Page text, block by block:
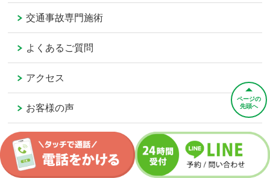
交通事故専門施術
よくあるご質問
アクセス
お客様の声
ご予約／お問い合わせ
会社概要
ページの
先頭へ